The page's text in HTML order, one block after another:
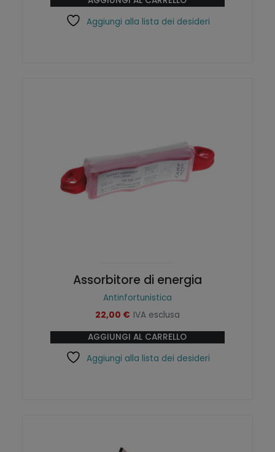
Aggiungi alla lista dei desideri
Assorbitore di energia
Antinfortunistica
22,00 € IVA esclusa
AGGIUNGI AL CARRELLO
Aggiungi alla lista dei desideri